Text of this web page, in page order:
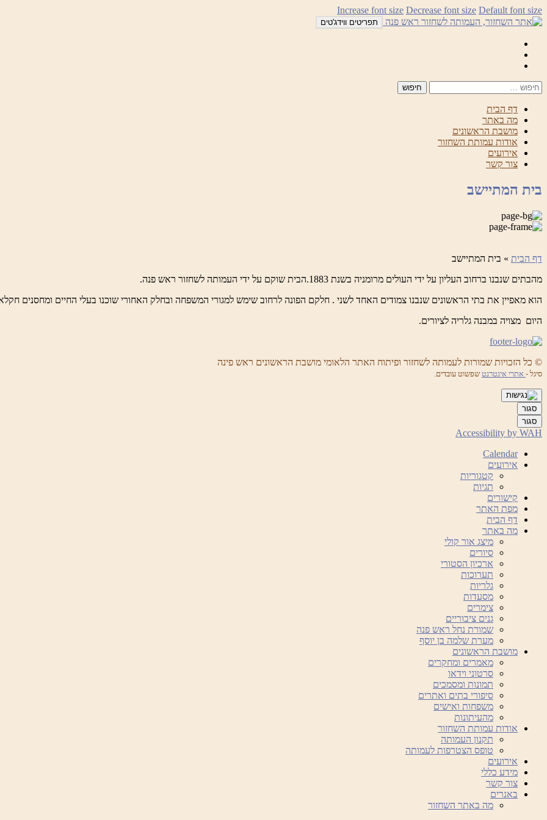
לדלג
לתוכן
Increase font size Decrease font size Default font size
תפריטים ווידג'טים
דף הבית
מה באתר
מושבת הראשונים
אודות עמותת השחזור
אירועים
צור קשר
בית המתיישב
דף הבית » בית המתיישב
מהבתים שנבנו ברחוב העליון על ידי העולים מרומניה בשנת 1883.הבית שוקם על ידי העמותה לשחזור ראש פנה.
הוא מאפיין את בתי הראשונים שנבנו צמודים האחד לשני . חלקם הפונה לרחוב שימש למגורי המשפחה ובחלק האחורי שוכנו בעלי החיים ומחסנים
היום מצויה במבנה גלריה לציורים.
© כל הזכויות שמורות לעמותה לשחזור ופיתוח האתר הלאומי מושבת הראשונים ראש פינה
סיגל - אתרי אינטרנט שפשוט עובדים.
סגור
סגור
Accessibility by WAH
Calendar
אירועים
קטגוריות
תגיות
קישורים
מפת האתר
דף הבית
מה באתר
מיצג אור קולי
סיורים
ארכיון הסטורי
תערוכות
גלריות
מסעדות
צימרים
גנים ציבוריים
שמורת נחל ראש פנה
מערת שלמה בן יוסף
מושבת הראשונים
מאמרים ומחקרים
סרטוני וידאו
תמונות ומסמכים
סיפורי בתים ואתרים
משפחות ואישים
מהעיתונות
אודות עמותת השחזור
תקנון העמותה
טופס הצטרפות לעמותה
אירועים
מידע כללי
צור קשר
באנרים
מה באתר השחזור